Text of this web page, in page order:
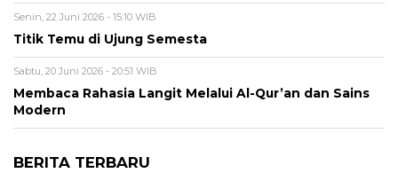
Senin, 22 Juni 2026 - 15:10 WIB
Titik Temu di Ujung Semesta
Sabtu, 20 Juni 2026 - 20:51 WIB
Membaca Rahasia Langit Melalui Al-Qur’an dan Sains
Modern
BERITA TERBARU